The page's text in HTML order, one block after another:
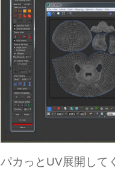
パカっとUV展開して